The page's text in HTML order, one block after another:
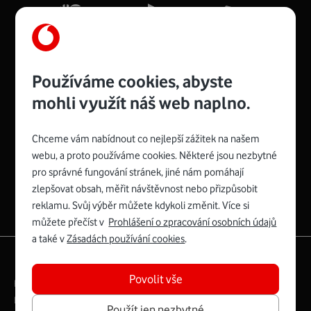
Zyxel VMG8623-T50B:
Rozměry modemu jsou 16 x 22 x 7,5 cm (včetně stojánku)
a nabízí 4 gigabitové LAN porty a bezdrátové připojení Wi-
Fi ve verzích 802.11 b/g/n/ac pro frekvenci 2,4 GHz a
Mb/s.
Více o Zyxel VMG8623-T50B
Spojte se s Vodafonem
Právní­ podmí­nky
Ochrana soukromí­
Digitální odpovědnost
Používáme cookies, abyste
mohli využít náš web naplno.
Chceme vám nabídnout co nejlepší zážitek na našem
webu, a proto používáme cookies. Některé jsou nezbytné
pro správné fungování stránek, jiné nám pomáhají
zlepšovat obsah, měřit návštěvnost nebo přizpůsobit
reklamu. Svůj výběr můžete kdykoli změnit. Více si
můžete přečíst v Prohlášení o zpracování osobních údajů
a také vZásadách používání cookies.
Povolit vše